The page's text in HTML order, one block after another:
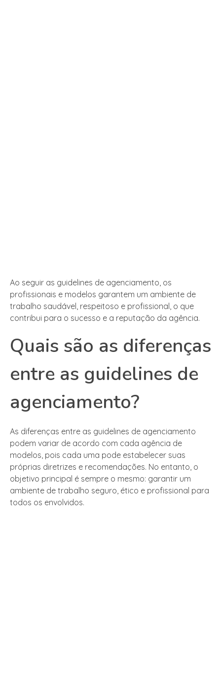
Ao seguir as guidelines de agenciamento, os
profissionais e modelos garantem um ambiente de
trabalho saudável, respeitoso e profissional, o que
contribui para o sucesso e a reputação da agência.
Quais são as diferenças
entre as guidelines de
agenciamento?
As diferenças entre as guidelines de agenciamento
podem variar de acordo com cada agência de
modelos, pois cada uma pode estabelecer suas
próprias diretrizes e recomendações. No entanto, o
objetivo principal é sempre o mesmo: garantir um
ambiente de trabalho seguro, ético e profissional para
todos os envolvidos.